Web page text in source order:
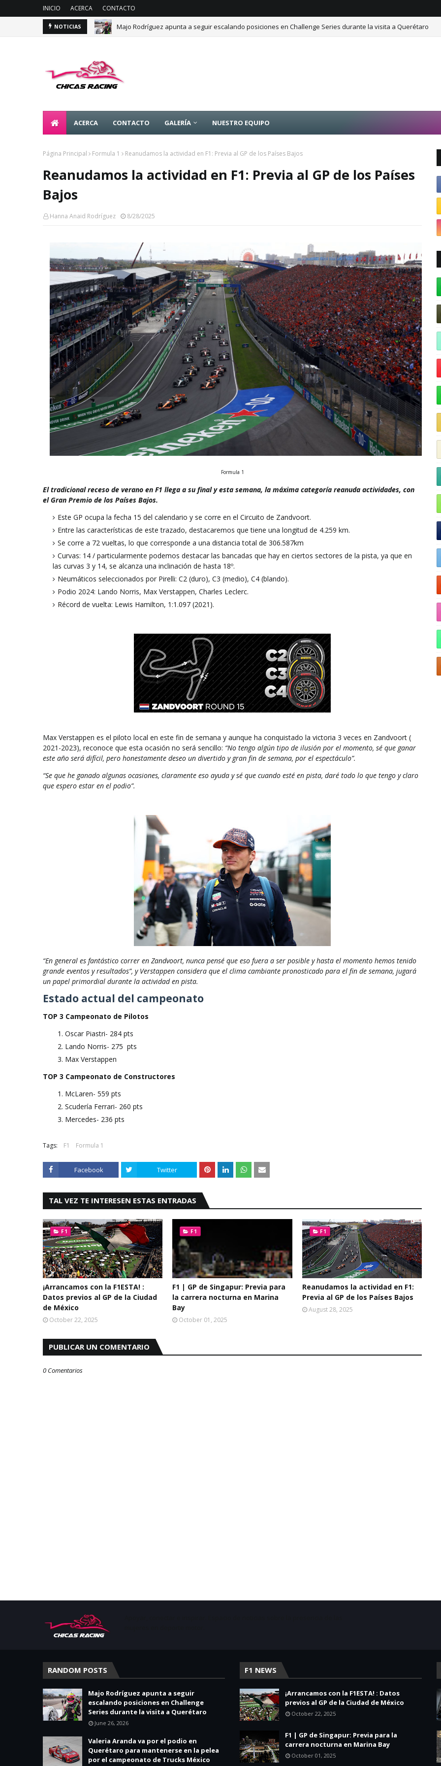
INICIO ACERCA CONTACTO
NOTICIAS Majo Rodríguez apunta a seguir escalando posiciones en Challenge Series durante la visita a Querétaro
ACERCA CONTACTO GALERÍA NUESTRO EQUIPO
Página Principal Formula 1 Reanudamos la actividad en F1: Previa al GP de los Países Bajos
Reanudamos la actividad en F1: Previa al GP de los Países
Bajos
Hanna Anaid Rodríguez 8/28/2025
Formula 1
El tradicional receso de verano en F1 llega a su final y esta semana, la máxima categoría reanuda actividades, con
el Gran Premio de los Países Bajos.
Este GP ocupa la fecha 15 del calendario y se corre en el Circuito de Zandvoort.
Entre las características de este trazado, destacaremos que tiene una longitud de 4.259 km.
Se corre a 72 vueltas, lo que corresponde a una distancia total de 306.587km
Curvas: 14 / particularmente podemos destacar las bancadas que hay en ciertos sectores de la pista, ya que en
las curvas 3 y 14, se alcanza una inclinación de hasta 18º.
Neumáticos seleccionados por Pirelli: C2 (duro), C3 (medio), C4 (blando).
Podio 2024: Lando Norris, Max Verstappen, Charles Leclerc.
Récord de vuelta: Lewis Hamilton, 1:1.097 (2021).
Max Verstappen es el piloto local en este fin de semana y aunque ha conquistado la victoria 3 veces en Zandvoort (
2021-2023), reconoce que esta ocasión no será sencillo: “No tengo algún tipo de ilusión por el momento, sé que ganar
este año será difícil, pero honestamente deseo un divertido y gran fin de semana, por el espectáculo”.
“Se que he ganado algunas ocasiones, claramente eso ayuda y sé que cuando esté en pista, daré todo lo que tengo y claro
que espero estar en el podio”.
“En general es fantástico correr en Zandvoort, nunca pensé que eso fuera a ser posible y hasta el momento hemos tenido
grande eventos y resultados”, y Verstappen considera que el clima cambiante pronosticado para el fin de semana, jugará
un papel primordial durante la actividad en pista.
Estado actual del campeonato
TOP 3 Campeonato de Pilotos
Oscar Piastri- 284 pts
Lando Norris- 275 pts
Max Verstappen
TOP 3 Campeonato de Constructores
McLaren- 559 pts
Scudería Ferrari- 260 pts
Mercedes- 236 pts
Tags: F1 Formula 1
Facebook Twitter
TAL VEZ TE INTERESEN ESTAS ENTRADAS
F1
¡Arrancamos con la F1ESTA! :
Datos previos al GP de la Ciudad
de México
October 22, 2025
F1
F1 | GP de Singapur: Previa para
la carrera nocturna en Marina
Bay
October 01, 2025
F1
Reanudamos la actividad en F1:
Previa al GP de los Países Bajos
August 28, 2025
PUBLICAR UN COMENTARIO
0 Comentarios
RANDOM POSTS
Majo Rodríguez apunta a seguir
escalando posiciones en Challenge
Series durante la visita a Querétaro
June 26, 2026
Valeria Aranda va por el podio en
Querétaro para mantenerse en la pelea
por el campeonato de Trucks México
F1 NEWS
¡Arrancamos con la F1ESTA! : Datos
previos al GP de la Ciudad de México
October 22, 2025
F1 | GP de Singapur: Previa para la
carrera nocturna en Marina Bay
October 01, 2025